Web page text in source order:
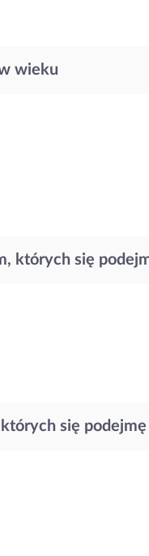
wieku
których się
się podejmę